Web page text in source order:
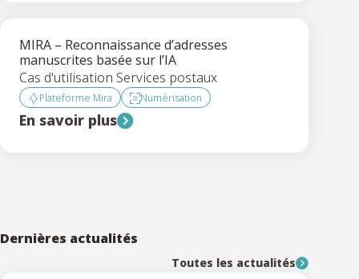
MIRA – Reconnaissance d’adresses
manuscrites basée sur l’IA
Cas d'utilisation Services postaux
Plateforme Mira Numérisation
En savoir plus
Dernières actualités
Toutes les actualités